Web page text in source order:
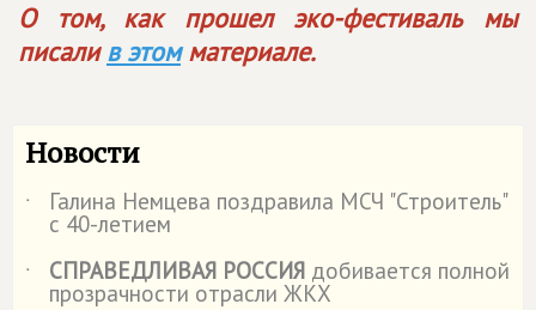
О том, как прошел эко-фестиваль мы
писалив этом материале.
Новости
˙ Галина Немцева поздравила МСЧ "Строитель"
с 40-летием
˙
СПРАВЕДЛИВАЯ РОССИЯ добивается полной
прозрачности отрасли ЖКХ